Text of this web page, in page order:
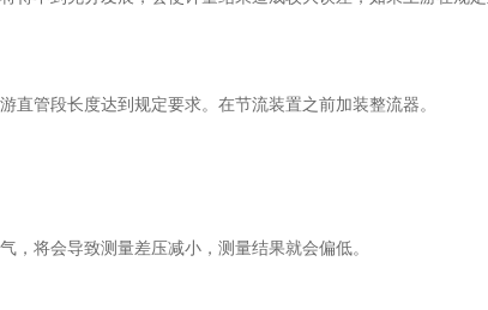
管段长度达到规定要求。在节流装置之前加装整流器。
将会导致测量差压减小，测量结果就会偏低。